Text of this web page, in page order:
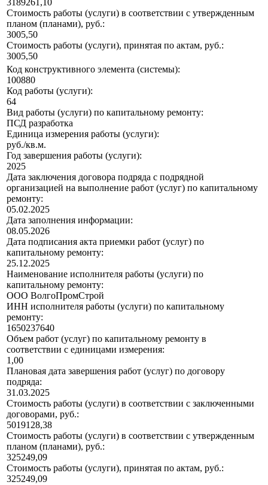
3189261,10
Стоимость работы (услуги) в соответствии с утвержденным
планом (планами), руб.:
3005,50
Стоимость работы (услуги), принятая по актам, руб.:
3005,50
Код конструктивного элемента (системы):
100880
Код работы (услуги):
64
Вид работы (услуги) по капитальному ремонту:
ПСД разработка
Единица измерения работы (услуги):
руб./кв.м.
Год завершения работы (услуги):
2025
Дата заключения договора подряда с подрядной
организацией на выполнение работ (услуг) по капитальному
ремонту:
05.02.2025
Дата заполнения информации:
08.05.2026
Дата подписания акта приемки работ (услуг) по
капитальному ремонту:
25.12.2025
Наименование исполнителя работы (услуги) по
капитальному ремонту:
ООО ВолгоПромСтрой
ИНН исполнителя работы (услуги) по капитальному
ремонту:
1650237640
Объем работ (услуг) по капитальному ремонту в
соответствии с единицами измерения:
1,00
Плановая дата завершения работ (услуг) по договору
подряда:
31.03.2025
Стоимость работы (услуги) в соответствии с заключенными
договорами, руб.:
5019128,38
Стоимость работы (услуги) в соответствии с утвержденным
планом (планами), руб.:
325249,09
Стоимость работы (услуги), принятая по актам, руб.:
325249,09